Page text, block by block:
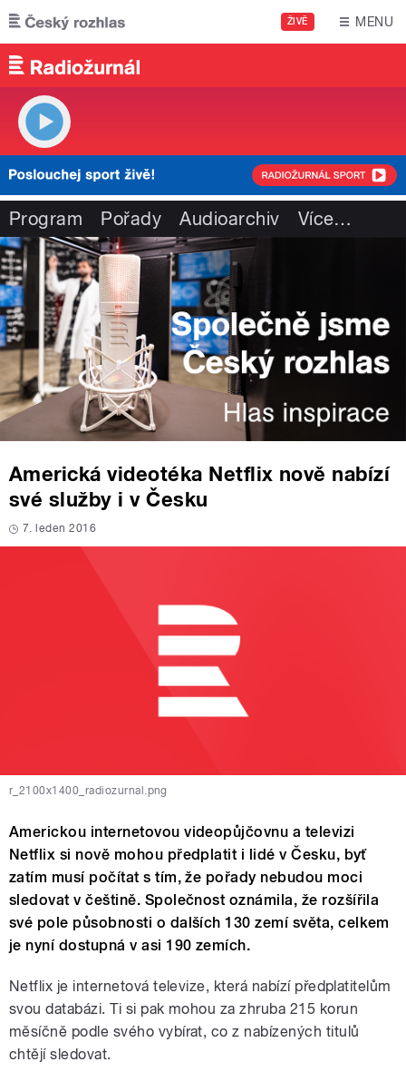
Přejít k hlavnímu obsahu
ŽIVĚ MENU
Program Pořady Audioarchiv Více…
Americká videotéka Netflix nově nabízí
své služby i v Česku
7. leden 2016
r_2100x1400_radiozurnal.png
Americkou internetovou videopůjčovnu a televizi
Netflix si nově mohou předplatit i lidé v Česku, byť
zatím musí počítat s tím, že pořady nebudou moci
sledovat v češtině. Společnost oznámila, že rozšířila
své pole působnosti o dalších 130 zemí světa, celkem
je nyní dostupná v asi 190 zemích.
Netflix je internetová televize, která nabízí předplatitelům
svou databázi. Ti si pak mohou za zhruba 215 korun
měsíčně podle svého vybírat, co z nabízených titulů
chtějí sledovat.